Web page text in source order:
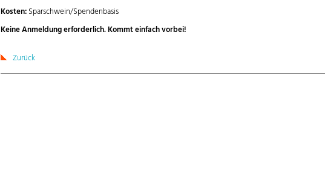
Kosten:Sparschwein/Spendenbasis
Keine Anmeldung erforderlich. Kommt einfach vorbei!
Zurück